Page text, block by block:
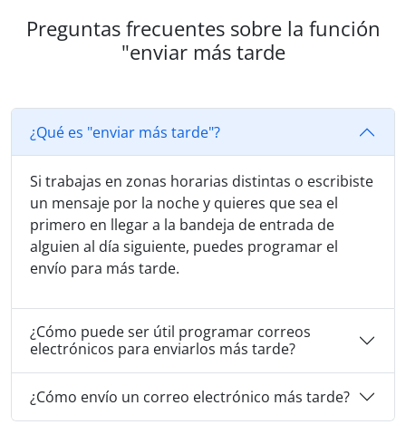
Preguntas frecuentes sobre la función
"enviar más tarde
¿Qué es "enviar más tarde"?
Si trabajas en zonas horarias distintas o escribiste
un mensaje por la noche y quieres que sea el
primero en llegar a la bandeja de entrada de
alguien al día siguiente, puedes programar el
envío para más tarde.
¿Cómo puede ser útil programar correos
electrónicos para enviarlos más tarde?
¿Cómo envío un correo electrónico más tarde?